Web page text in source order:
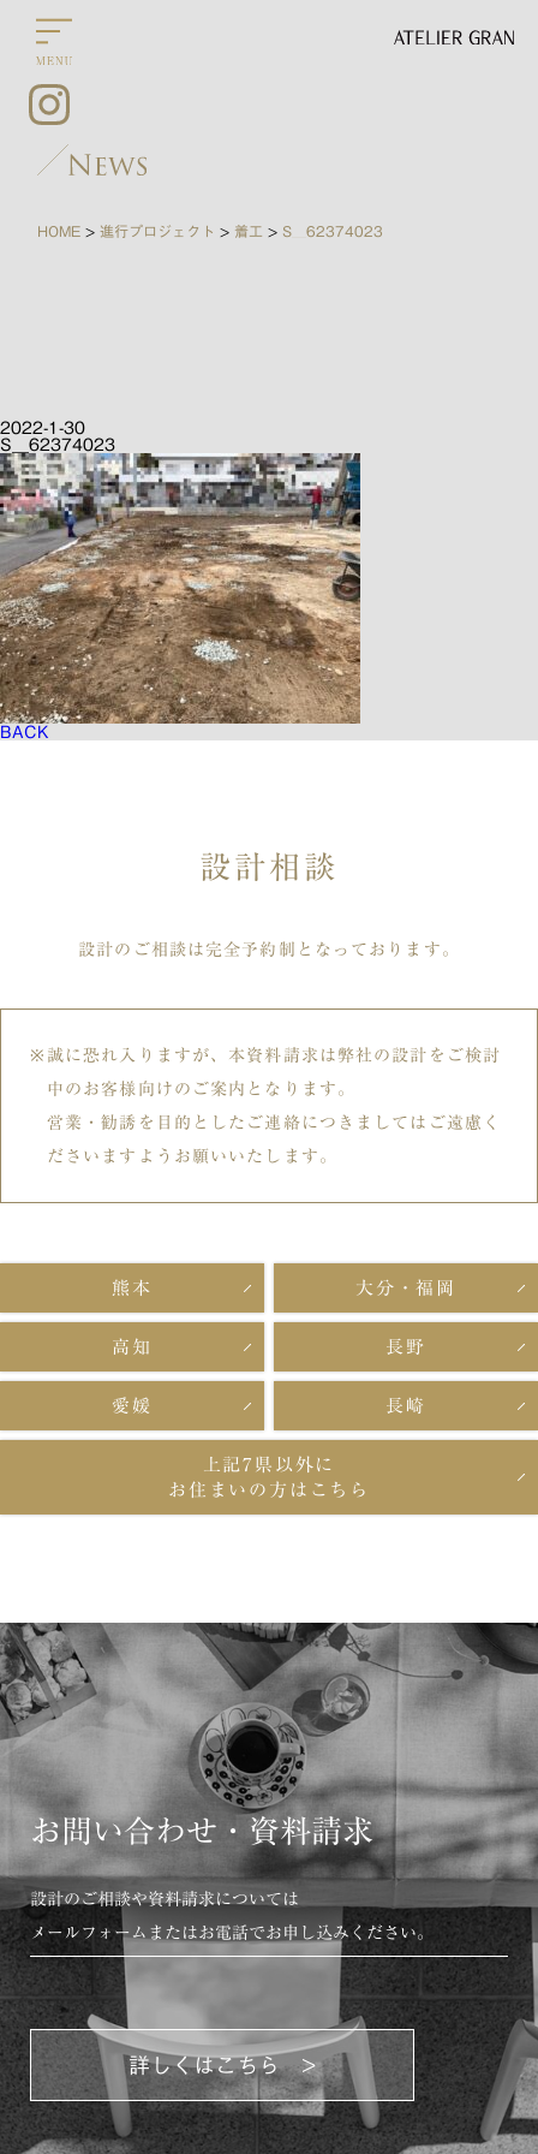
HOME >進行プロジェクト > 着工 > S__62374023
2022-1-30
S__62374023
BACK
設計相談
設計のご相談は完全予約制となっております。
誠に恐れ入りますが、本資料請求は弊社の設計をご検討
中のお客様向けのご案内となります。
営業・勧誘を目的としたご連絡につきましてはご遠慮く
ださいますようお願いいたします。
熊本 大分・福岡
高知 長野
愛媛 長崎
上記7県以外に
お住まいの方はこちら
お問い合わせ・資料請求
設計のご相談や資料請求については
メールフォームまたはお電話でお申し込みください。
詳しくはこちら >